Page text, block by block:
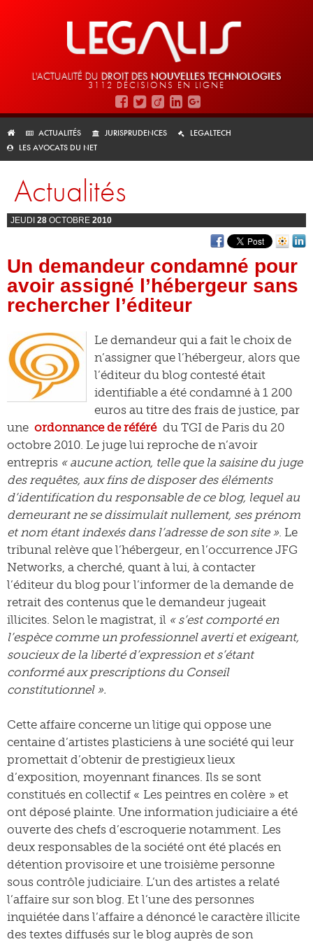
L'ACTUALITÉ DU DROIT DES NOUVELLES TECHNOLOGIES
3112 DÉCISIONS EN LIGNE
ACTUALITÉS JURISPRUDENCES
LEGALTECH
LES AVOCATS DU NET
Actualités
JEUDI 28 OCTOBRE 2010
Un demandeur condamné pour
avoir assigné l’hébergeur sans
rechercher l’éditeur
Le demandeur qui a fait le choix de
n’assigner que l’hébergeur, alors que
l’éditeur du blog contesté était
identifiable a été condamné à 1 200
euros au titre des frais de justice, par
une ordonnance de référé du TGI de Paris du 20
octobre 2010. Le juge lui reproche de n’avoir
entrepris « aucune action, telle que la saisine du juge
des requêtes, aux fins de disposer des éléments
d’identification du responsable de ce blog, lequel au
demeurant ne se dissimulait nullement, ses prénom
et nom étant indexés dans l’adresse de son site ». Le
tribunal relève que l’hébergeur, en l’occurrence JFG
Networks, a cherché, quant à lui, à contacter
l’éditeur du blog pour l’informer de la demande de
retrait des contenus que le demandeur jugeait
illicites. Selon le magistrat, il « s’est comporté en
l’espèce comme un professionnel averti et exigeant,
soucieux de la liberté d’expression et s’étant
conformé aux prescriptions du Conseil
constitutionnel ».
Cette affaire concerne un litige qui oppose une
centaine d’artistes plasticiens à une société qui leur
promettait d’obtenir de prestigieux lieux
d’exposition, moyennant finances. Ils se sont
constitués en collectif « Les peintres en colère » et
ont déposé plainte. Une information judiciaire a été
ouverte des chefs d’escroquerie notamment. Les
deux responsables de la société ont été placés en
détention provisoire et une troisième personne
sous contrôle judiciaire. L’un des artistes a relaté
l’affaire sur son blog. Et l’une des personnes
inquiétée dans l’affaire a dénoncé le caractère illicite
des textes diffusés sur le blog auprès de son